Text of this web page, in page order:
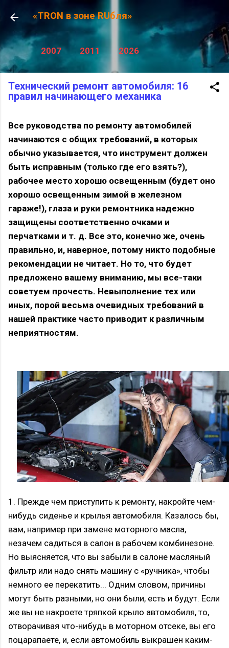
К основному контенту
«TRON в зоне RUбля»
2007 2011 2026
Технический ремонт автомобиля: 16
правил начинающего механика
Все руководства по ремонту автомобилей
начинаются с общих требований, в которых
обычно указывается, что инструмент должен
быть исправным (только где его взять?),
рабочее место хорошо освещенным (будет оно
хорошо освещенным зимой в железном
гараже!), глаза и руки ремонтника надежно
защищены соответственно очками и
перчатками и т. д. Все это, конечно же, очень
правильно, и, наверное, потому никто подобные
рекомендации не читает. Но то, что будет
предложено вашему вниманию, мы все-таки
советуем прочесть. Невыполнение тех или
иных, порой весьма очевидных требований в
нашей практике часто приводит к различным
неприятностям.
1. Прежде чем приступить к ремонту, накройте чем-
нибудь сиденье и крылья автомобиля. Казалось бы,
вам, например при замене моторного масла,
незачем садиться в салон в рабочем комбинезоне.
Но выясняется, что вы забыли в салоне масляный
фильтр или надо снять машину с «ручника», чтобы
немного ее перекатить... Одним словом, причины
могут быть разными, но они были, есть и будут. Если
же вы не накроете тряпкой крыло автомобиля, то,
отворачивая что-нибудь в моторном отсеке, вы его
поцарапаете, и, если автомобиль выкрашен каким-